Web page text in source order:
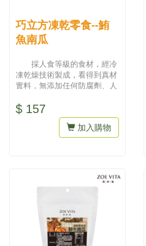
巧立方凍乾零食--鮪
魚南瓜
採人食等級的食材，經冷
凍乾燥技術製成，看得到真材
實料，無添加任何防腐劑、人
為最...
$ 157
加入購物